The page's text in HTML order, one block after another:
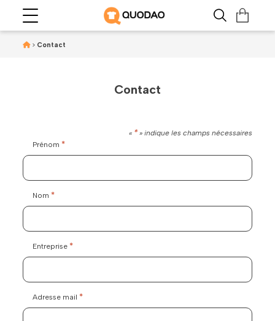
Contact
> Contact
« *» indique les champs nécessaires
Prénom *
Nom *
Entreprise *
Adresse mail *